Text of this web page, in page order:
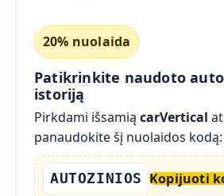
20% nuolaida
Patikrinkite naudoto
istoriją
Pirkdami išsamią carVertical
panaudokite šį nuolaidos kodą:
AUTOZINIOS Kopijuoti